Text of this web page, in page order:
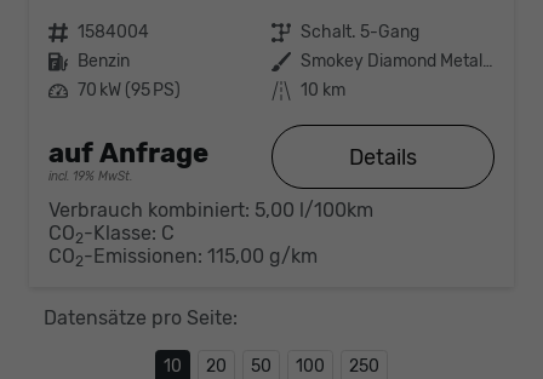
Fahrzeugnr. 1584004 Getriebe Schalt. 5-Gang
Kraftstoff Benzin Außenfarbe
Smokey Diamond Metallic
Leistung 70 kW (95 PS) Kilometerstand 10 km
auf Anfrage
incl. 19% MwSt.
Details
Verbrauch kombiniert: 5,00 l/100km
CO2-Klasse: C
CO2-Emissionen: 115,00 g/km
Datensätze pro Seite:
10 20 50 100 250